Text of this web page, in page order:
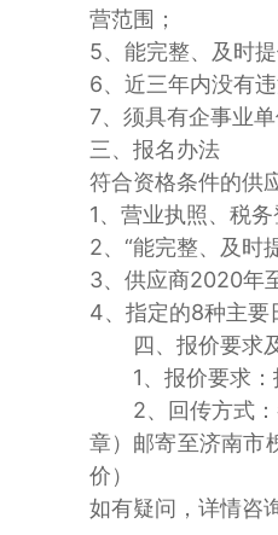
营范围；
5、能完整、及时
6、近三年内没有
7、须具有企事业
三、报名办法
符合资格条件的供
1、营业执照、税
2、“能完整、及时
3、供应商2020年
4、指定的8种主要
四、报价要求
1、报价要求：
2、回传方式：
章）邮寄至济南市
价）
如有疑问，详情咨